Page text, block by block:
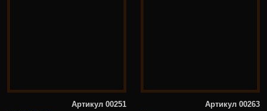
Артикул 00251
Артикул 00263